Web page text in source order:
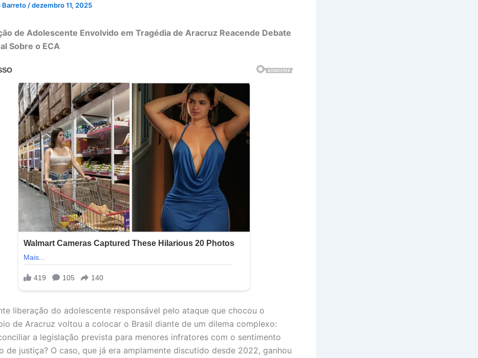
Barreto /dezembro 11, 2025
de Adolescente Envolvido em Tragédia de Aracruz Reacende Debate
Sobre o ECA
liberação do adolescente responsável pelo ataque que chocou o
de Aracruz voltou a colocar o Brasil diante de um dilema complexo:
a legislação prevista para menores infratores com o sentimento
de justiça? O caso, que já era amplamente discutido desde 2022, ganhou